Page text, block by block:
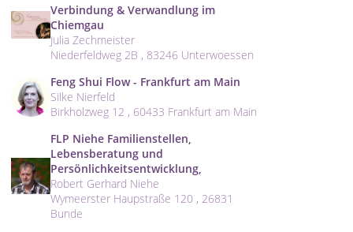
Verbindung & Verwandlung im
Chiemgau
Julia Zechmeister
Niederfeldweg 2B , 83246 Unterwoessen
Feng Shui Flow - Frankfurt am Main
Silke Nierfeld
Birkholzweg 12 , 60433 Frankfurt am Main
FLP Niehe Familienstellen,
Lebensberatung und
Persönlichkeitsentwicklung,
Robert Gerhard Niehe
Wymeerster Haupstraße 120 , 26831
Bunde